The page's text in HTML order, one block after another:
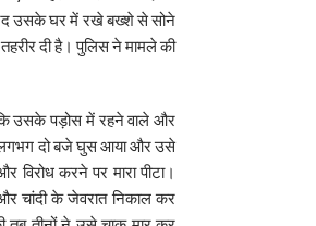
उसके घर में रखे बख्शे से सोने
दी है। पुलिस ने मामले की
कि उसके पड़ोस में रहने वाले और
लगभग दो बजे घुस आया और उसे
करने पर मारा पीटा।
चांदी के जेवरात निकाल कर